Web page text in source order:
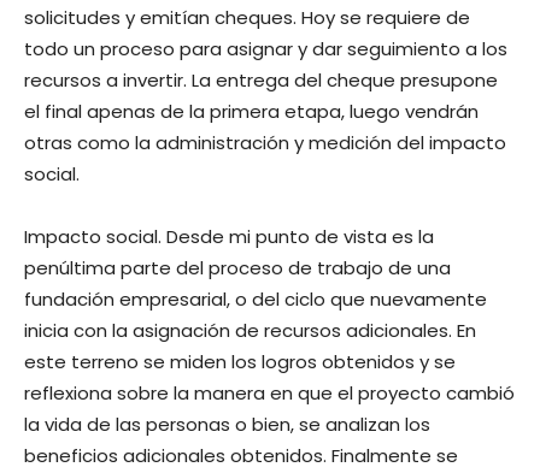
solicitudes y emitían cheques. Hoy se requiere de
todo un proceso para asignar y dar seguimiento a los
recursos a invertir. La entrega del cheque presupone
el final apenas de la primera etapa, luego vendrán
otras como la administración y medición del impacto
social.
Impacto social. Desde mi punto de vista es la
penúltima parte del proceso de trabajo de una
fundación empresarial, o del ciclo que nuevamente
inicia con la asignación de recursos adicionales. En
este terreno se miden los logros obtenidos y se
reflexiona sobre la manera en que el proyecto cambió
la vida de las personas o bien, se analizan los
beneficios adicionales obtenidos. Finalmente se